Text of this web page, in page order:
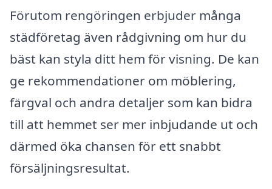
Förutom rengöringen erbjuder många
städföretag även rådgivning om hur du
bäst kan styla ditt hem för visning. De kan
ge rekommendationer om möblering,
färgval och andra detaljer som kan bidra
till att hemmet ser mer inbjudande ut och
därmed öka chansen för ett snabbt
försäljningsresultat.